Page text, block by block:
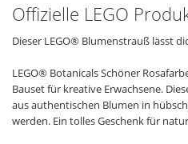
Offizielle LEGO
Dieser LEGO® Blumenstrauß lässt
LEGO® Botanicals Schöner
Bauset für kreative Erwachsene.
aus authentischen Blumen in
werden. Ein tolles Geschenk für